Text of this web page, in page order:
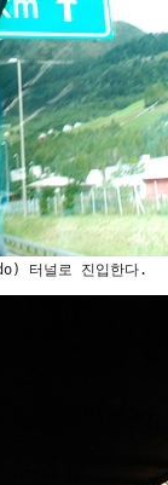
터널로 진입한다.